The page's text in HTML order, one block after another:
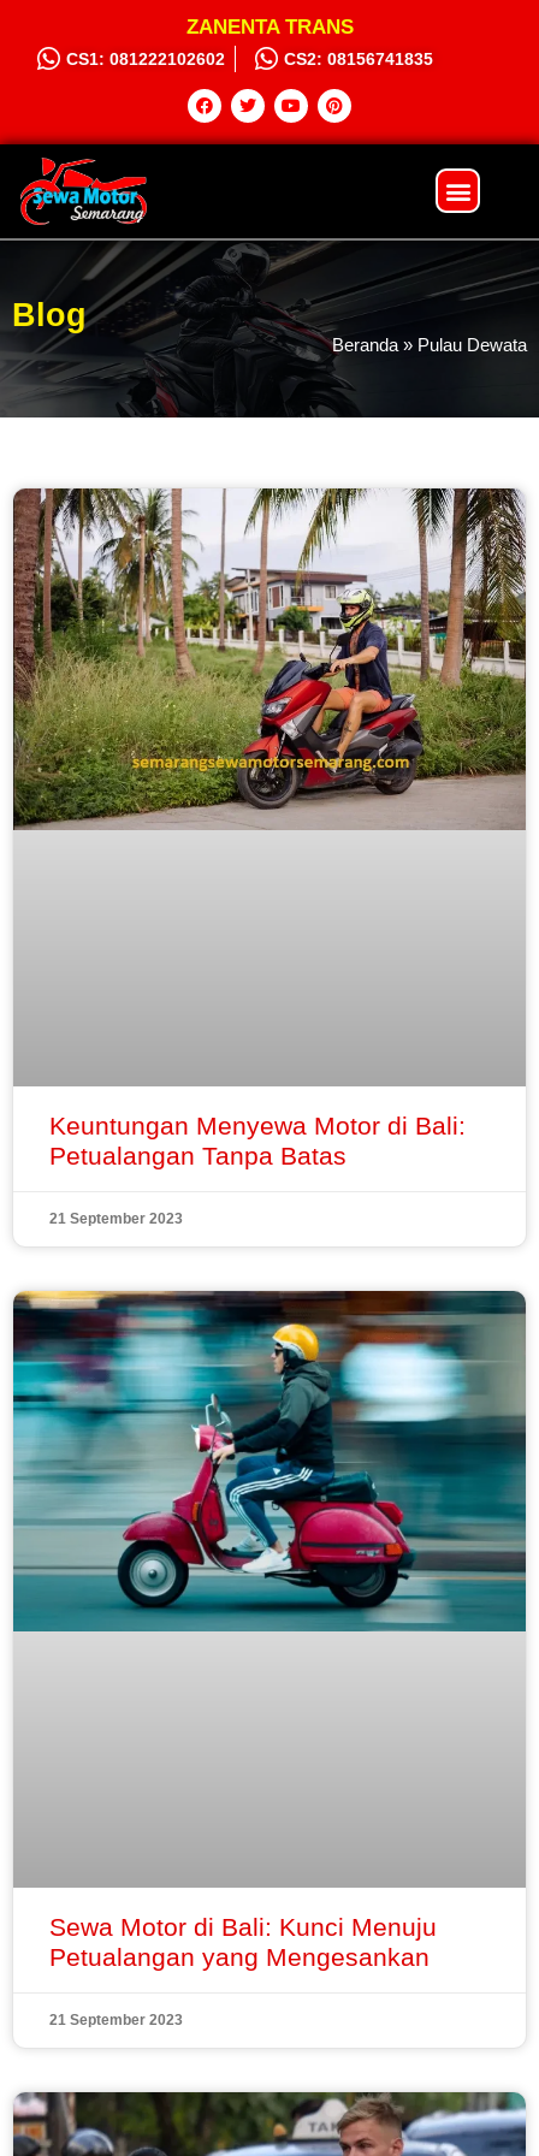
ZANENTA TRANS
CS1: 081222102602 CS2: 08156741835
Blog
Beranda » Pulau Dewata
Keuntungan Menyewa Motor di Bali:
Petualangan Tanpa Batas
21 September 2023
Sewa Motor di Bali: Kunci Menuju
Petualangan yang Mengesankan
21 September 2023